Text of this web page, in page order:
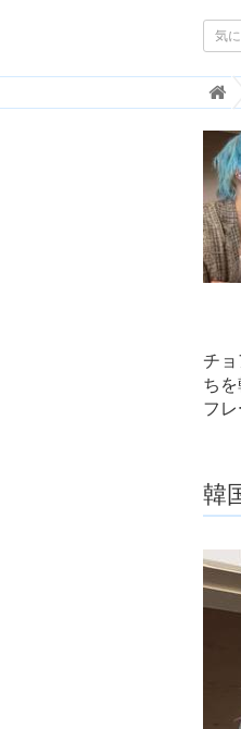
韓
国
ト
レ
ン
ド
情
報
・
韓
国
J
O
ジ
ョ
ア
チ
ち
フ
韓